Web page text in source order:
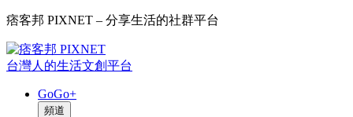
痞客邦 PIXNET – 分享生活的社群平台
台灣人的生活文創平台
GoGo+
頻道